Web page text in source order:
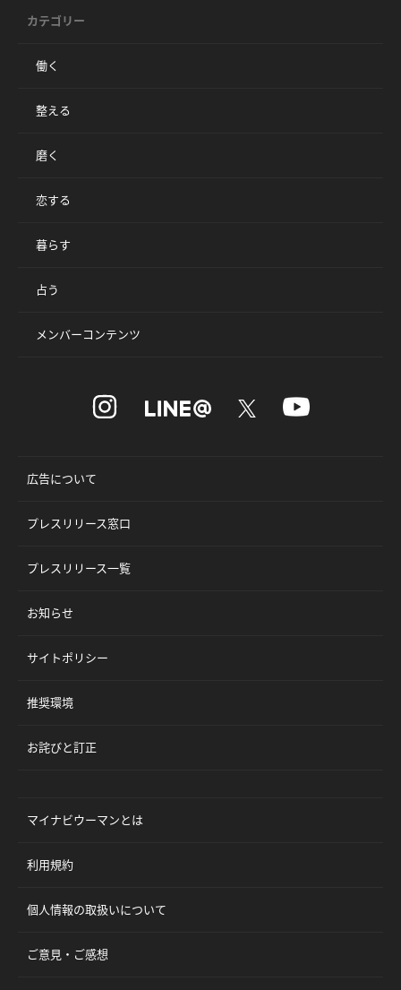
カテゴリー
働く
整える
磨く
恋する
暮らす
占う
メンバーコンテンツ
広告について
プレスリリース窓口
プレスリリース一覧
お知らせ
サイトポリシー
推奨環境
お詫びと訂正
マイナビウーマンとは
利用規約
個人情報の取扱いについて
ご意見・ご感想